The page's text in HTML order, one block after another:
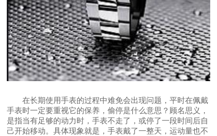
在长期使用手表的过程中难免会出现问题，平时在佩戴
手表时一定要重视它的保养，偷停是什么意思？顾名思义，
是指当有足够的动力时，手表不走了，或停了一段时间后自
己开始移动。具体现象就是，手表戴了一整天，运动量也不